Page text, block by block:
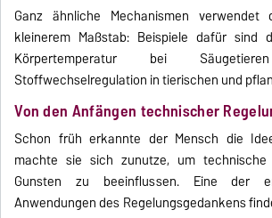
Ganz ähnliche Mechanismen
kleinerem Maßstab: Beispiele dafür sind
Körpertemperatur bei
Stoffwechselregulation in tierischen und
Von den Anfängen technischer
Schon früh erkannte der Mensch die
machte sie sich zunutze, um
Gunsten zu beeinflussen. Eine der
Anwendungen des Regelungsgedankens